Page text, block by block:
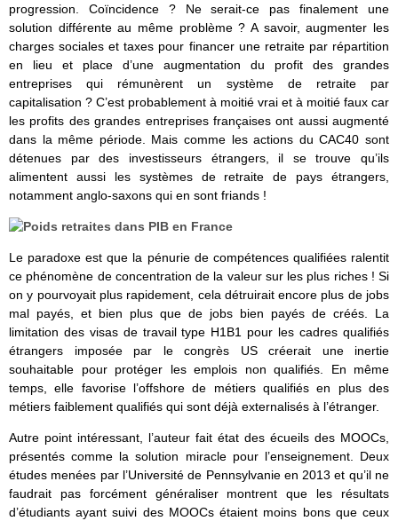
progression. Coïncidence ? Ne serait-ce pas finalement une
solution différente au même problème ? A savoir, augmenter les
charges sociales et taxes pour financer une retraite par répartition
en lieu et place d’une augmentation du profit des grandes
entreprises qui rémunèrent un système de retraite par
capitalisation ? C’est probablement à moitié vrai et à moitié faux car
les profits des grandes entreprises françaises ont aussi augmenté
dans la même période. Mais comme les actions du CAC40 sont
détenues par des investisseurs étrangers, il se trouve qu’ils
alimentent aussi les systèmes de retraite de pays étrangers,
notamment anglo-saxons qui en sont friands !
Le paradoxe est que la pénurie de compétences qualifiées ralentit
ce phénomène de concentration de la valeur sur les plus riches ! Si
on y pourvoyait plus rapidement, cela détruirait encore plus de jobs
mal payés, et bien plus que de jobs bien payés de créés. La
limitation des visas de travail type H1B1 pour les cadres qualifiés
étrangers imposée par le congrès US créerait une inertie
souhaitable pour protéger les emplois non qualifiés. En même
temps, elle favorise l’offshore de métiers qualifiés en plus des
métiers faiblement qualifiés qui sont déjà externalisés à l’étranger.
Autre point intéressant, l’auteur fait état des écueils des MOOCs,
présentés comme la solution miracle pour l’enseignement. Deux
études menées par l’Université de Pennsylvanie en 2013 et qu’il ne
faudrait pas forcément généraliser montrent que les résultats
d’étudiants ayant suivi des MOOCs étaient moins bons que ceux